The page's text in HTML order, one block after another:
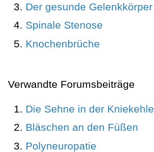
Der gesunde Gelenkkörper
Spinale Stenose
Knochenbrüche
Verwandte Forumsbeiträge
Die Sehne in der Kniekehle
Bläschen an den Füßen
Polyneuropatie